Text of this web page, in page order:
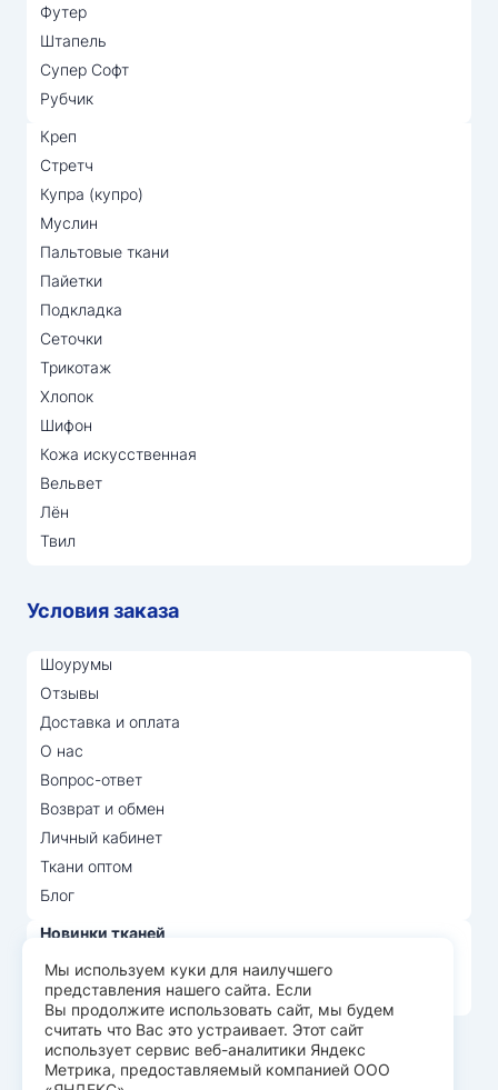
Футер
Штапель
Супер Софт
Рубчик
Креп
Стретч
Купра (купро)
Муслин
Пальтовые ткани
Пайетки
Подкладка
Сеточки
Трикотаж
Хлопок
Шифон
Кожа искусственная
Вельвет
Лён
Твил
Условия заказа
Шоурумы
Отзывы
Доставка и оплата
О нас
Вопрос-ответ
Возврат и обмен
Личный кабинет
Ткани оптом
Блог
Новинки тканей
Распродажа тканей
Лидеры продаж
© Арт Текс — продажа тканей оптом, 2026
Мы используем куки для наилучшего
представления нашего сайта. Если
Вы продолжите использовать сайт, мы будем
считать что Вас это устраивает. Этот сайт
использует сервис веб-аналитики Яндекс
Метрика, предоставляемый компанией ООО